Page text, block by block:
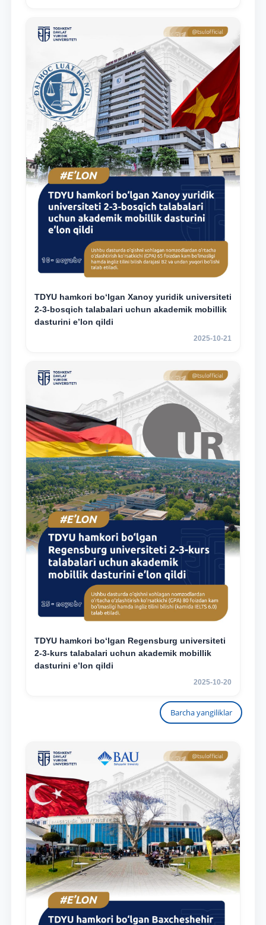
TDYU hamkori bo‘lgan Xanoy yuridik universiteti
2-3-bosqich talabalari uchun akademik mobillik
dasturini e’lon qildi
2025-10-21
TDYU hamkori bo‘lgan Regensburg universiteti
2-3-kurs talabalari uchun akademik mobillik
dasturini e’lon qildi
2025-10-20
Barcha yangiliklar